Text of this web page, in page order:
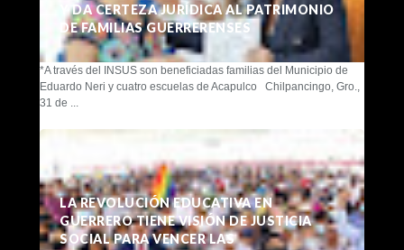
Y DA CERTEZA JURÍDICA AL PATRIMONIO
DE FAMILIAS GUERRERENSES
*A través del INSUS son beneficiadas familias del Municipio de
Eduardo Neri y cuatro escuelas de Acapulco Chilpancingo, Gro.,
31 de ...
LA REVOLUCIÓN EDUCATIVA EN
GUERRERO TIENE VISIÓN DE JUSTICIA
SOCIAL PARA VENCER LAS